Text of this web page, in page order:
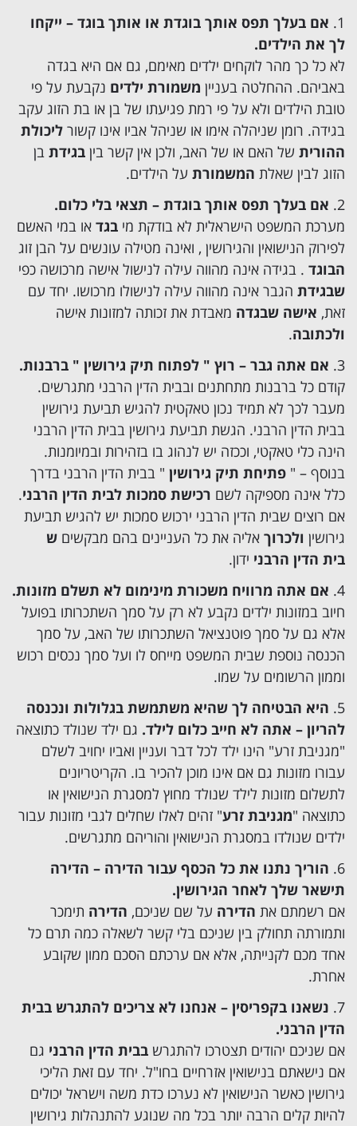
אם בעלך תפס אותך בוגדת או אותך בוגד – ייקחו
לך את הילדים.
לא כל כך מהר לוקחים ילדים מאימם, גם אם היא בגדה
באביהם. ההחלטה בעניין משמורת ילדים נקבעת על פי
טובת הילדים ולא על פי רמת פגיעתו של בן או בת הזוג עקב
בגידה. רומן שניהלה אימו או שניהל אביו אינו קשור ליכולת
ההורית של האם או של האב, ולכן אין קשר בין בגידת בן
הזוג לבין שאלת המשמורת על הילדים.
אם בעלך תפס אותך בוגדת – תצאי בלי כלום.
מערכת המשפט הישראלית לא בודקת מי בגד או במי האשם
לפירוק הנישואין והגירושין , ואינה מטילה עונשים על הבן זוג
הבוגד . בגידה אינה מהווה עילה לנישול אישה מרכושה כפי
שבגידת הגבר אינה מהווה עילה לנישולו מרכושו. יחד עם
זאת, אישה שבגדה מאבדת את זכותה למזונות אישה
ולכתובה.
אם אתה גבר – רוץ " לפתוח תיק גירושין " ברבנות.
קודם כל ברבנות מתחתנים ובבית הדין הרבני מתגרשים.
מעבר לכך לא תמיד נכון טאקטית להגיש תביעת גירושין
בבית הדין הרבני. הגשת תביעת גירושין בבית הדין הרבני
הינה כלי טאקטי, וככזה יש לנהוג בו בזהירות ובמיומנות.
בנוסף – " פתיחת תיק גירושין " בבית הדין הרבני בדרך
כלל אינה מספיקה לשם רכישת סמכות לבית הדין הרבני.
אם רוצים שבית הדין הרבני ירכוש סמכות יש להגיש תביעת
גירושין ולכרוך אליה את כל העניינים בהם מבקשים ש
בית הדין הרבני ידון.
אם אתה מרוויח משכורת מינימום לא תשלם מזונות.
חיוב במזונות ילדים נקבע לא רק על סמך השתכרותו בפועל
אלא גם על סמך פוטנציאל השתכרותו של האב, על סמך
הכנסה נוספת שבית המשפט מייחס לו ועל סמך נכסים רכוש
וממון הרשומים על שמו.
היא הבטיחה לך שהיא משתמשת בגלולות ונכנסה
להריון – אתה לא חייב כלום לילד. גם ילד שנולד כתוצאה
"מגניבת זרע" הינו ילד לכל דבר ועניין ואביו יחויב לשלם
עבורו מזונות גם אם אינו מוכן להכיר בו. הקריטריונים
לתשלום מזונות לילד שנולד מחוץ למסגרת הנישואין או
כתוצאה "מגניבת זרע" זהים לאלו שחלים לגבי מזונות עבור
ילדים שנולדו במסגרת הנישואין והוריהם מתגרשים.
הוריך נתנו את כל הכסף עבור הדירה – הדירה
תישאר שלך לאחר הגירושין.
אם רשמתם את הדירה על שם שניכם, הדירה תימכר
ותמורתה תחולק בין שניכם בלי קשר לשאלה כמה תרם כל
אחד מכם לקנייתה, אלא אם ערכתם הסכם ממון שקובע
אחרת.
נשאנו בקפריסין – אנחנו לא צריכים להתגרש בבית
הדין הרבני.
אם שניכם יהודים תצטרכו להתגרש בבית הדין הרבני גם
אם נישאתם בנישואין אזרחיים בחו"ל. יחד עם זאת הליכי
גירושין כאשר הנישואין לא נערכו כדת משה וישראל יכולים
להיות קלים הרבה יותר בכל מה שנוגע להתנהלות גירושין